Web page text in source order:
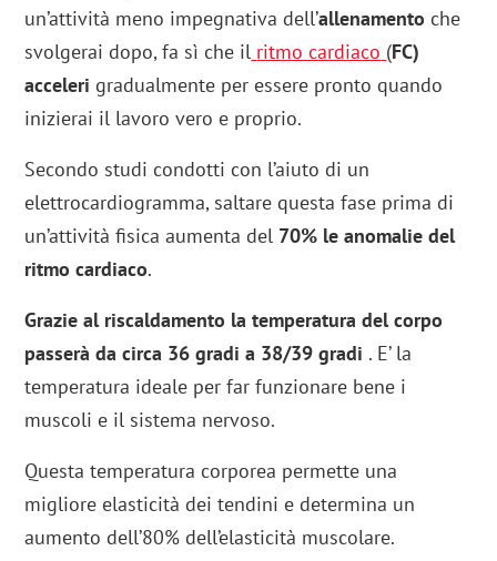
un’attività meno impegnativa dell’allenamento che
svolgerai dopo, fa sì che il ritmo cardiaco (FC)
acceleri gradualmente per essere pronto quando
inizierai il lavoro vero e proprio.
Secondo studi condotti con l’aiuto di un
elettrocardiogramma, saltare questa fase prima di
un’attività fisica aumenta del 70% le anomalie del
ritmo cardiaco.
Grazie al riscaldamento la temperatura del corpo
passerà da circa 36 gradi a 38/39 gradi . E’ la
temperatura ideale per far funzionare bene i
muscoli e il sistema nervoso.
Questa temperatura corporea permette una
migliore elasticità dei tendini e determina un
aumento dell’80% dell’elasticità muscolare.